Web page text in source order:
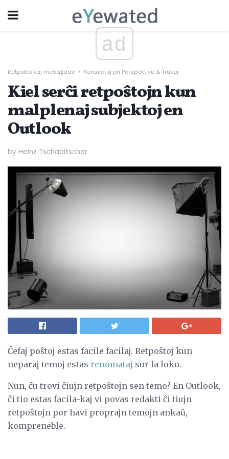
ad
Retpoŝto kaj mesaĝado Konsiletoj pri Perspektivo & Trukoj
Kiel serĉi retpoŝtojn kun
malplenaj subjektoj en
Outlook
by Heinz Tschabitscher
Ĉefaj poŝtoj estas facile facilaj. Retpoŝtoj kun
neparaj temoj estas renomataj sur la loko.
Nun, ĉu trovi ĉiujn retpoŝtojn sen temo? En Outlook,
ĉi tio estas facila-kaj vi povas redakti ĉi tiujn
retpoŝtojn por havi proprajn temojn ankaŭ,
kompreneble.